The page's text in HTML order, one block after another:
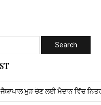
ਜੈਯਾਪਾਲ ਮੁੜ ਚੋਣ ਲਈ ਮੈਦਾਨ ਵਿੱਚ